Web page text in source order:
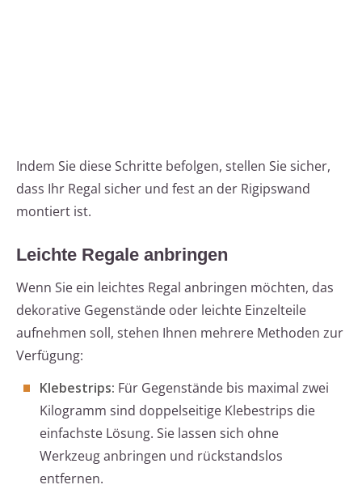
Indem Sie diese Schritte befolgen, stellen Sie sicher,
dass Ihr Regal sicher und fest an der Rigipswand
montiert ist.
Leichte Regale anbringen
Wenn Sie ein leichtes Regal anbringen möchten, das
dekorative Gegenstände oder leichte Einzelteile
aufnehmen soll, stehen Ihnen mehrere Methoden zur
Verfügung:
Klebestrips: Für Gegenstände bis maximal zwei
Kilogramm sind doppelseitige Klebestrips die
einfachste Lösung. Sie lassen sich ohne
Werkzeug anbringen und rückstandslos
entfernen.